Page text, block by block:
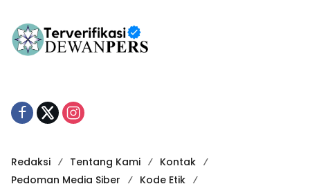
Redaksi Tentang Kami
Kontak
Pedoman Media Siber
Kode Etik